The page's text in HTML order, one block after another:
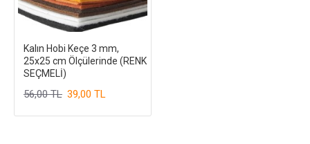
Kalın Hobi Keçe 3 mm,
25x25 cm Ölçülerinde (RENK
SEÇMELİ)
39,00 TL
56,00 TL